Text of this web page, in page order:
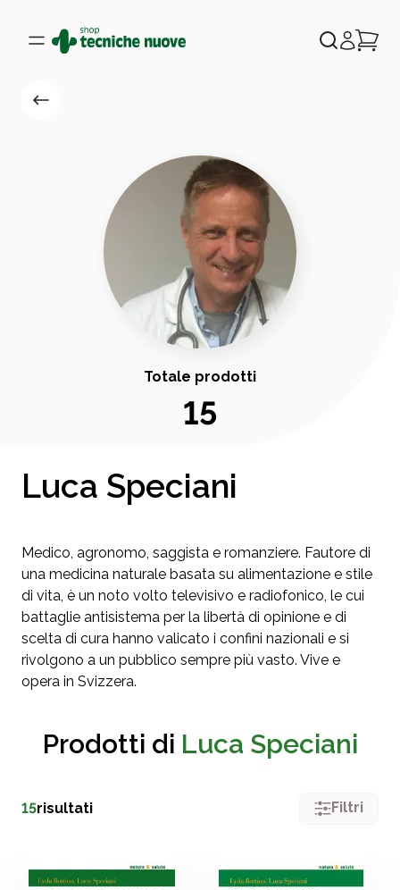
Totale prodotti
15
Luca Speciani
Medico, agronomo, saggista e romanziere. Fautore di
una medicina naturale basata su alimentazione e stile
di vita, è un noto volto televisivo e radiofonico, le cui
battaglie antisistema per la libertà di opinione e di
scelta di cura hanno valicato i confini nazionali e si
rivolgono a un pubblico sempre più vasto. Vive e
opera in Svizzera.
Prodotti di Luca Speciani
15risultati Filtri